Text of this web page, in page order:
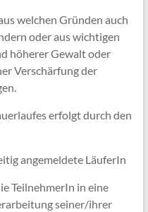
welchen Gründen auch
oder aus wichtigen
höherer Gewalt oder
Verschärfung der
erfolgt durch den
angemeldete LäuferIn
TeilnehmerIn in eine
seiner/ihrer